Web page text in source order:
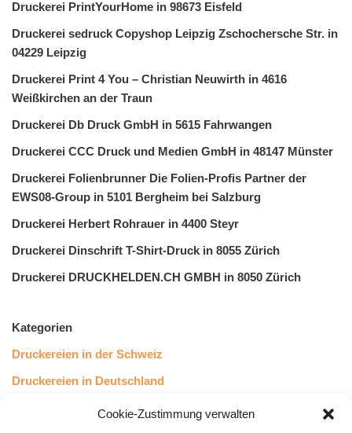
Cookie-Zustimmung verwalten
Druckerei PrintYourHome in 98673 Eisfeld
Druckerei sedruck Copyshop Leipzig Zschochersche Str. in
04229 Leipzig
Druckerei Print 4 You – Christian Neuwirth in 4616
Weißkirchen an der Traun
Druckerei Db Druck GmbH in 5615 Fahrwangen
Druckerei CCC Druck und Medien GmbH in 48147 Münster
Druckerei Folienbrunner Die Folien-Profis Partner der
EWS08-Group in 5101 Bergheim bei Salzburg
Druckerei Herbert Rohrauer in 4400 Steyr
Druckerei Dinschrift T-Shirt-Druck in 8055 Zürich
Druckerei DRUCKHELDEN.CH GMBH in 8050 Zürich
Kategorien
Druckereien in der Schweiz
Druckereien in Deutschland
Druckereien in Österreich